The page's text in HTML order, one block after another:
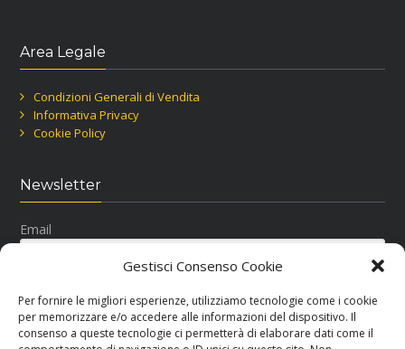
Gestisci Consenso Cookie
Per fornire le migliori esperienze, utilizziamo tecnologie come i cookie
per memorizzare e/o accedere alle informazioni del dispositivo. Il
consenso a queste tecnologie ci permetterà di elaborare dati come il
Area Legale
Condizioni Generali di Vendita
Informativa Privacy
Cookie Policy
Newsletter
Email